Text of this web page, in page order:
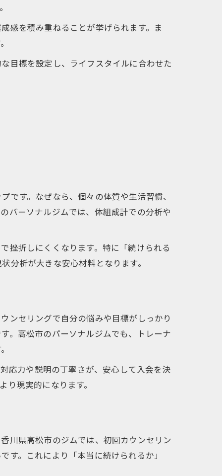
感を積み重ねることが挙げられます。ま
目標を設定し、ライフスタイルに合わせた
す。なぜなら、個々の体質や生活習慣、
パーソナルジムでは、体組成計での分析や
挫折しにくくなります。特に「続けられる
分析が大きな安心材料となります。
ンセリングで自分の悩みや目標がしっかり
。高松市のパーソナルジムでも、トレーナ
応力や説明の丁寧さが、安心して入会を決
現実的になります。
川県高松市のジムでは、初回カウンセリン
。これにより「本当に続けられるか」